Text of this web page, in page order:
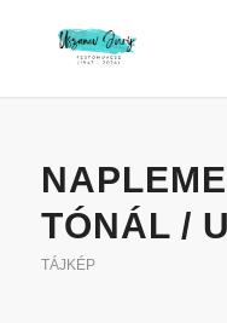
TÓNÁL /
TÁJKÉP